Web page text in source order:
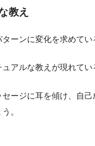
教え
ーンに変化を求めてい
アルな教えが現れてい
ージに耳を傾け、自
。